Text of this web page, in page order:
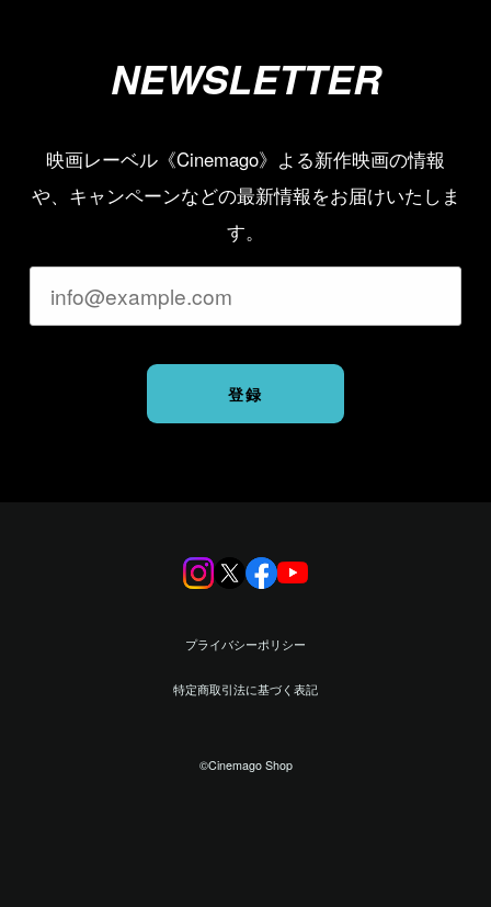
NEWSLETTER
映画レーベル《Cinemago》よる新作映画の情報
や、キャンペーンなどの最新情報をお届けいたしま
す。
登録
プライバシーポリシー
特定商取引法に基づく表記
©︎Cinemago Shop